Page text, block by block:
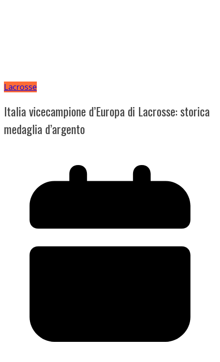
Lacrosse
Italia vicecampione d’Europa di Lacrosse: storica
medaglia d’argento